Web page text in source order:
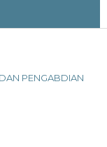
PENGABDIAN